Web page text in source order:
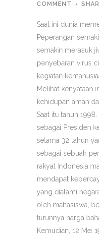
COMMENT
Saat ini dunia
Peperangan
semakin merasuk
penyebaran virus
kegiatan
Melihat kenyataan
kehidupan aman
Saat itu tahun
sebagai Presiden
selama 32 tahun
sebagai sebuah
rakyat Indonesia
mendapat
yang dialami
oleh mahasiswa,
turunnya harga
Kemudian, 12 Mei